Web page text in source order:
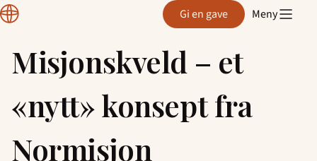
Hopp
innhold
Normisjon
Hordaland
Gi en gave Meny
Misjonskveld – et
«nytt» konsept fra
Normisjon